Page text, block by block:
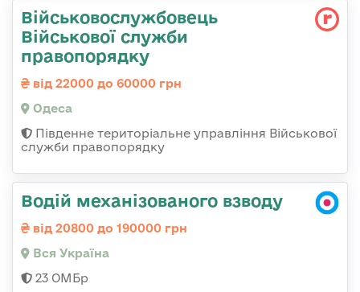
Військовослужбовець
Військової служби
правопорядку
від 22000 до 60000 грн
Одеса
Південне територіальне управління Військової
служби правопорядку
Водій механізованого взводу
від 20800 до 190000 грн
Вся Україна
23 ОМБр